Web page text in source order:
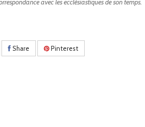
avec les ecclésiastiques de son temps.
Share Pinterest